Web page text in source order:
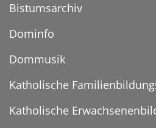
Bistumsarchiv
Dominfo
Dommusik
Katholische
Katholische